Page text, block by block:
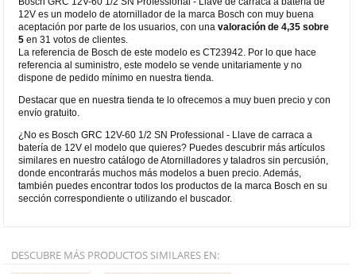
12V es un modelo de atornillador de la marca Bosch con muy buena
aceptación por parte de los usuarios, con unavaloración de 4,35 sobre
5 en 31 votos de clientes.
La referencia de Bosch de este modelo es CT23942. Por lo que hace
referencia al suministro, este modelo se vende unitariamente y no
dispone de pedido mínimo en nuestra tienda.
Destacar que en nuestra tienda te lo ofrecemos a muy buen precio y con
envío gratuito.
¿No es Bosch GRC 12V-60 1/2 SN Professional - Llave de carraca a
batería de 12V el modelo que quieres? Puedes descubrir más artículos
similares en nuestro catálogo de Atornilladores y taladros sin percusión,
donde encontrarás muchos más modelos a buen precio. Además,
también puedes encontrar todos los productos de la marca Bosch en su
sección correspondiente o utilizando el buscador.
DESCUBRE MÁS PRODUCTOS SIMILARES EN: